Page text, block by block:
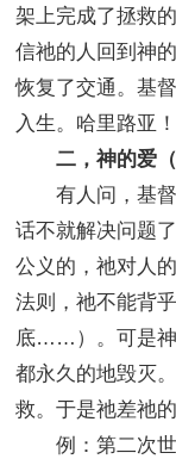
架上完成了拯救
信祂的人回到神
恢复了交通。基
入生。哈里路亚！
二，神的爱（
有人问，基督
话不就解决问题
公义的，祂对人
法则，祂不能背
底……）。可是神
都永久的地毁灭
救。于是祂差祂
例：第二次世